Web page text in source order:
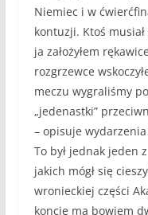
Niemiec i w
kontuzji. Ktoś
ja założyłem
rozgrzewce
meczu wygraliśmy
„jedenastki”
– opisuje
To był jednak jeden
jakich mógł się
wronieckiej części
koncie ma bowiem